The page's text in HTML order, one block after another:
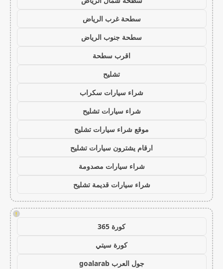
سطحة غرب الرياض
سطحة جنوب الرياض
اقرب سطحة
تشليح
شراء سيارات سكراب
شراء سيارات تشليح
موقع شراء سيارات تشليح
ارقام يشترون سيارات تشليح
شراء سيارات مصدومة
شراء سيارات قديمة تشليح
!
كورة 365
كورة سيتي
جول العرب goalarab